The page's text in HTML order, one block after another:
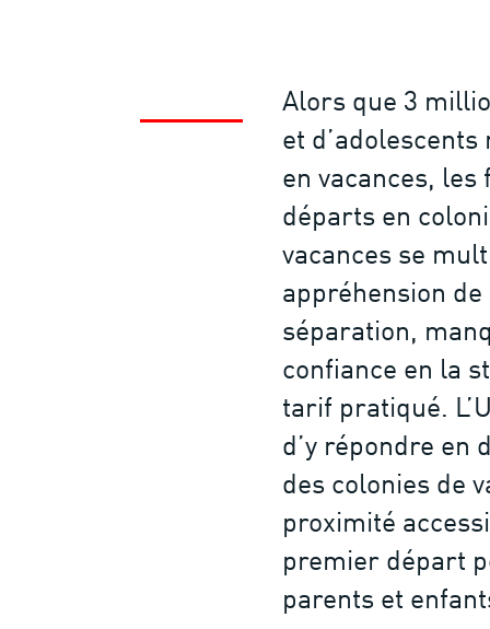
Alors que 3
et
en vacances, les
départs en
vacances se
appréhension
séparation,
confiance en la
tarif pratiqué.
d’y répondre en
des colonies de
proximité
premier départ
parents et